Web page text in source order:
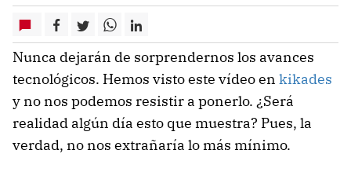
Nunca dejarán de sorprendernos los avances
tecnológicos. Hemos visto este vídeo en kikades
y no nos podemos resistir a ponerlo. ¿Será
realidad algún día esto que muestra? Pues, la
verdad, no nos extrañaría lo más mínimo.